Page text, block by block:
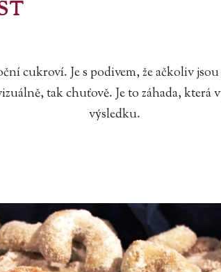
cukroví. Je s podivem, že ačkoliv
tak chuťově. Je to záhada,
výsledku.